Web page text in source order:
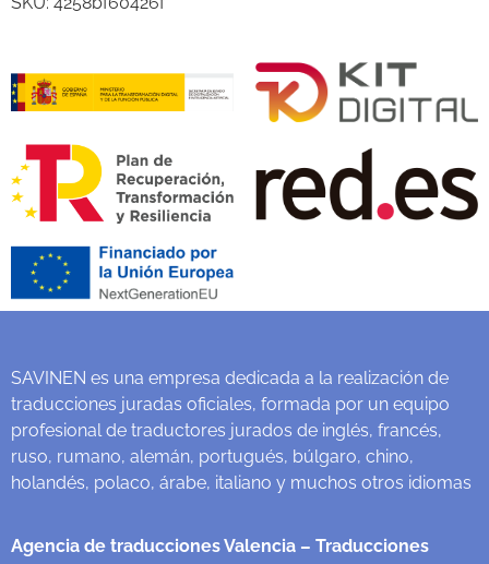
SAVINEN es una empresa dedicada a la realización de
traducciones juradas oficiales, formada por un equipo
profesional de traductores jurados de inglés, francés,
ruso, rumano, alemán, portugués, búlgaro, chino,
holandés, polaco, árabe, italiano y muchos otros idiomas
Agencia de traducciones Valencia – Traducciones